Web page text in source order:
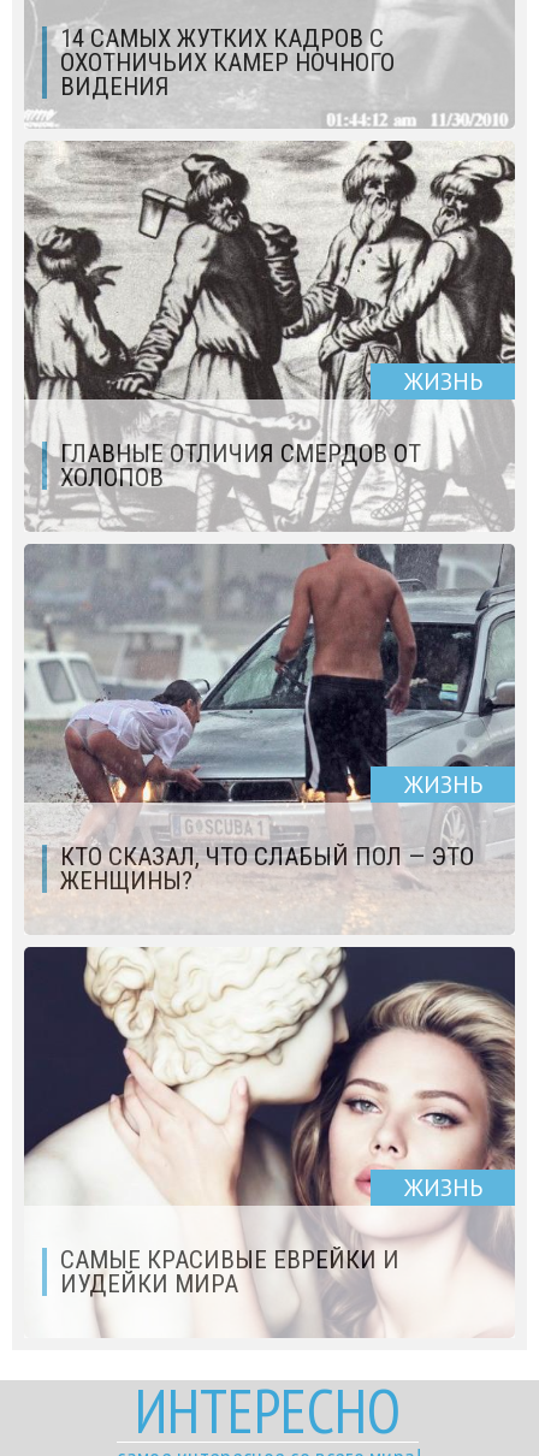
14 САМЫХ ЖУТКИХ КАДРОВ С
ОХОТНИЧЬИХ КАМЕР НОЧНОГО
ВИДЕНИЯ
ЖИЗНЬ
ГЛАВНЫЕ ОТЛИЧИЯ СМЕРДОВ ОТ
ХОЛОПОВ
ЖИЗНЬ
КТО СКАЗАЛ, ЧТО СЛАБЫЙ ПОЛ — ЭТО
ЖЕНЩИНЫ?
ЖИЗНЬ
САМЫЕ КРАСИВЫЕ ЕВРЕЙКИ И
ИУДЕЙКИ МИРА
ИНТЕРЕСНО